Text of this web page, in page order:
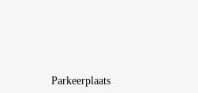
Parkeerplaats